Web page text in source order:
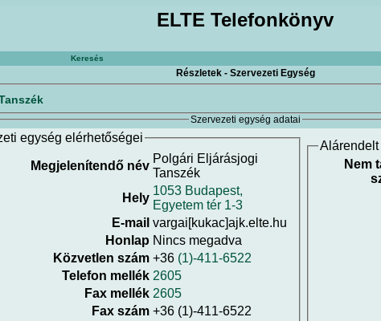
ELTE Telefonkönyv
Keresés
Részletek - Szervezeti Egység
Szervezeti egység adatai
egység elérhetőségei
Megjelenítendő név
Polgári Eljárásjogi
Tanszék
Hely
1053 Budapest,
Egyetem tér 1-3
E-mail vargai[kukac]ajk.elte.hu
Honlap Nincs megadva
Közvetlen szám +36 (1)-411-6522
Telefon mellék 2605
Fax mellék 2605
Fax szám +36 (1)-411-6522
Nem